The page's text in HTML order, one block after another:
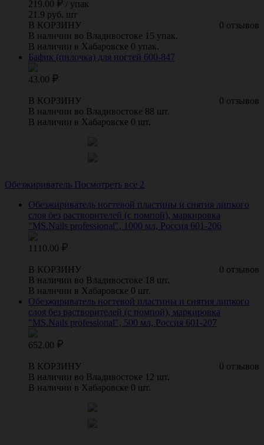
219.00 / упак
21.9 руб. шт
0 отзывов
В КОРЗИНУ
В наличии во Владивостоке 15 упак.
В наличии в Хабаровске 0 упак.
Бафик (пилочка) для ногтей 600-847
43.00
0 отзывов
В КОРЗИНУ
В наличии во Владивостоке 88 шт.
В наличии в Хабаровске 0 шт.
Обезжириватель Посмотреть все 2
Обезжириватель ногтевой пластины и снятия липкого
слоя без растворителей (с помпой), маркировка
"MS.Nails professional", 1000 мл, Россия 601-206
1110.00
0 отзывов
В КОРЗИНУ
В наличии во Владивостоке 18 шт.
В наличии в Хабаровске 0 шт.
Обезжириватель ногтевой пластины и снятия липкого
слоя без растворителей (с помпой), маркировка
"MS.Nails professional", 500 мл, Россия 601-207
652.00
0 отзывов
В КОРЗИНУ
В наличии во Владивостоке 12 шт.
В наличии в Хабаровске 0 шт.